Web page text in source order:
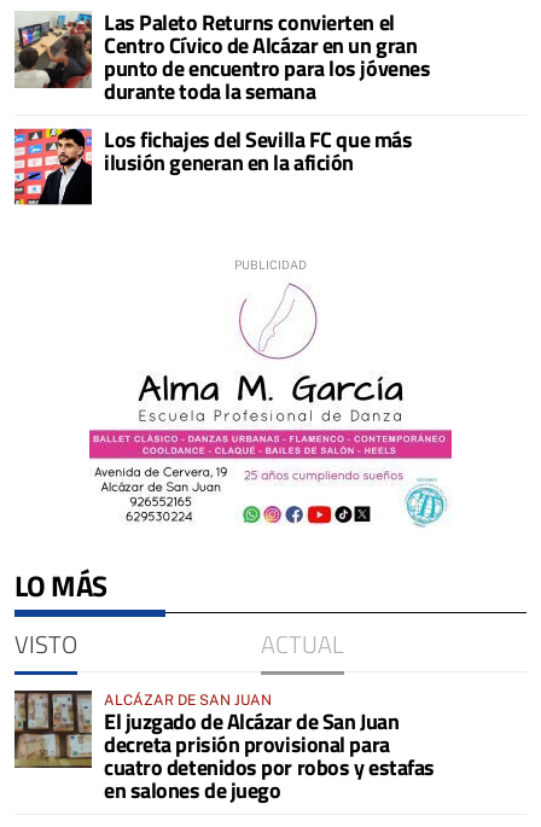
Las Paleto Returns convierten el
Centro Cívico de Alcázar en un gran
punto de encuentro para los jóvenes
durante toda la semana
Los fichajes del Sevilla FC que más
ilusión generan en la afición
LO MÁS
VISTO ACTUAL
ALCÁZAR DE SAN JUAN
El juzgado de Alcázar de San Juan
decreta prisión provisional para
cuatro detenidos por robos y estafas
en salones de juego